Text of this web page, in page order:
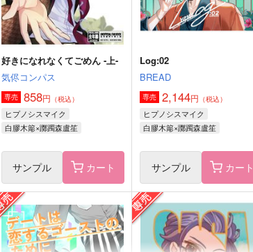
サンプル 作品詳細 サンプル 作品詳細
対眸
なにかとわたし
好きになれなくてごめん ‐上-
気侭コンパス
専売 858円 （税込）
ヒプノシスマイク
白膠木簓×躑躅森盧笙
サンプル カート
Log:02
BREAD
専売 2,144円 （税込）
ヒプノシスマイク
白膠木簓×躑躅森盧笙
サンプル カート